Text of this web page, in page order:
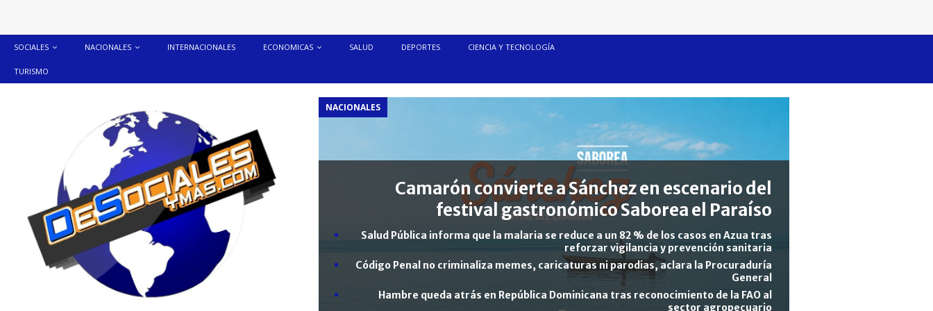
SOCIALES NACIONALES INTERNACIONALES ECONOMICAS SALUD DEPORTES CIENCIA Y TECNOLOGÍA
TURISMO
NACIONALES
Camarón convierte a Sánchez en escenario del
festival gastronómico Saborea el Paraíso
Salud Pública informa que la malaria se reduce a un 82 % de los casos en Azua tras
reforzar vigilancia y prevención sanitaria
Código Penal no criminaliza memes, caricaturas ni parodias, aclara la Procuraduría
General
Hambre queda atrás en República Dominicana tras reconocimiento de la FAO al
sector agropecuario